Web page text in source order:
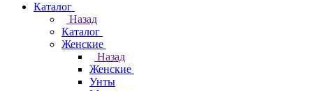
Каталог
Назад
Каталог
Женские
Назад
Женские
Унты